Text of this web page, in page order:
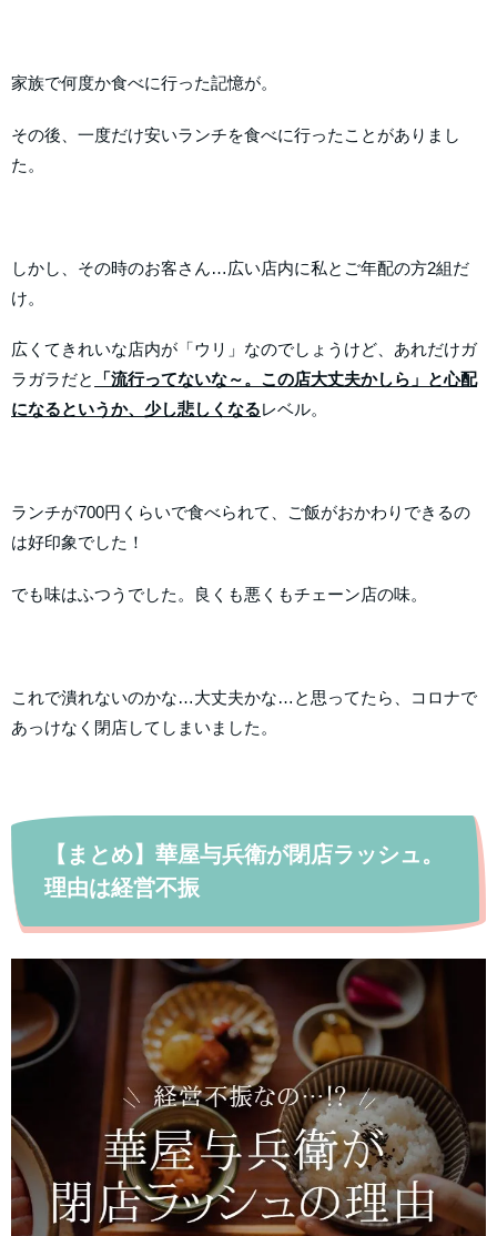
家族で何度か食べに行った記憶が。
その後、一度だけ安いランチを食べに行ったことがありまし
た。
しかし、その時のお客さん…広い店内に私とご年配の方2組だ
け。
広くてきれいな店内が「ウリ」なのでしょうけど、あれだけガ
ラガラだと
「流行ってないな～。この店大丈夫かしら」と心配
になるというか、少し悲しくなるレベル。
ランチが700円くらいで食べられて、ご飯がおかわりできるの
は好印象でした！
でも味はふつうでした。良くも悪くもチェーン店の味。
これで潰れないのかな…大丈夫かな…と思ってたら、コロナで
あっけなく閉店してしまいました。
【まとめ】華屋与兵衛が閉店ラッシュ。
理由は経営不振